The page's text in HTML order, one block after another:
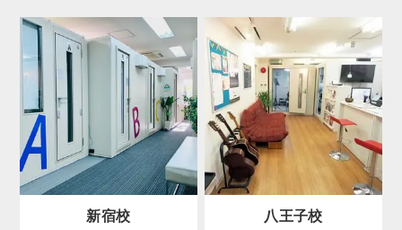
新宿校 八王子校